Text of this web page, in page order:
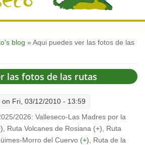
blog » Aqui puedes ver las fotos de las
las fotos de las rutas
on Fri, 03/12/2010 - 13:59
2026: Valleseco-Las Madres por la
, Ruta Volcanes de Rosiana (+), Ruta
Morro del Cuervo (+) , Ruta de la